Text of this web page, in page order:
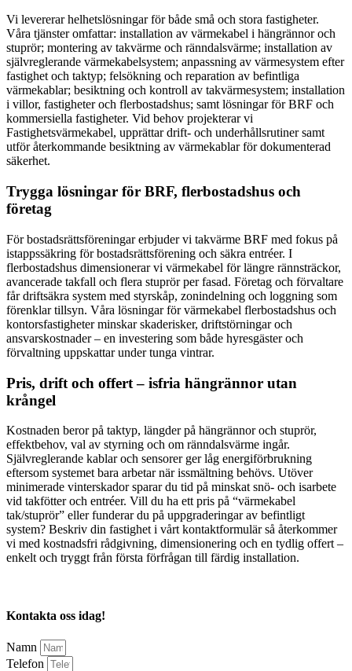
Vi levererar helhetslösningar för både små och stora fastigheter.
Våra tjänster omfattar: installation av värmekabel i hängrännor och
stuprör; montering av takvärme och ränndalsvärme; installation av
självreglerande värmekabelsystem; anpassning av värmesystem efter
fastighet och taktyp; felsökning och reparation av befintliga
värmekablar; besiktning och kontroll av takvärmesystem; installation
i villor, fastigheter och flerbostadshus; samt lösningar för BRF och
kommersiella fastigheter. Vid behov projekterar vi
Fastighetsvärmekabel, upprättar drift- och underhållsrutiner samt
utför återkommande besiktning av värmekablar för dokumenterad
säkerhet.
Trygga lösningar för BRF, flerbostadshus och
företag
För bostadsrättsföreningar erbjuder vi takvärme BRF med fokus på
istappssäkring för bostadsrättsförening och säkra entréer. I
flerbostadshus dimensionerar vi värmekabel för längre rännsträckor,
avancerade takfall och flera stuprör per fasad. Företag och förvaltare
får driftsäkra system med styrskåp, zonindelning och loggning som
förenklar tillsyn. Våra lösningar för värmekabel flerbostadshus och
kontorsfastigheter minskar skaderisker, driftstörningar och
ansvarskostnader – en investering som både hyresgäster och
förvaltning uppskattar under tunga vintrar.
Pris, drift och offert – isfria hängrännor utan
krångel
Kostnaden beror på taktyp, längder på hängrännor och stuprör,
effektbehov, val av styrning och om ränndalsvärme ingår.
Självreglerande kablar och sensorer ger låg energiförbrukning
eftersom systemet bara arbetar när issmältning behövs. Utöver
minimerade vinterskador sparar du tid på minskat snö- och isarbete
vid takfötter och entréer. Vill du ha ett pris på “värmekabel
tak/stuprör” eller funderar du på uppgraderingar av befintligt
system? Beskriv din fastighet i vårt kontaktformulär så återkommer
vi med kostnadsfri rådgivning, dimensionering och en tydlig offert –
enkelt och tryggt från första förfrågan till färdig installation.
Kontakta oss idag!
Namn
Telefon